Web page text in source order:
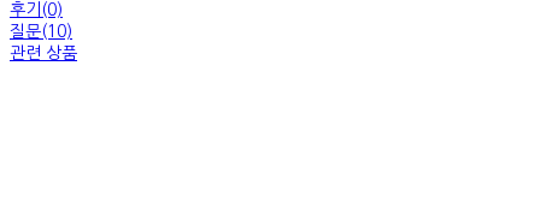
후기(0)
질문(10)
관련 상품